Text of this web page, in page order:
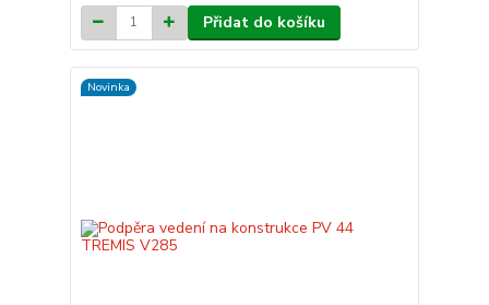
Přidat do košíku
Novinka